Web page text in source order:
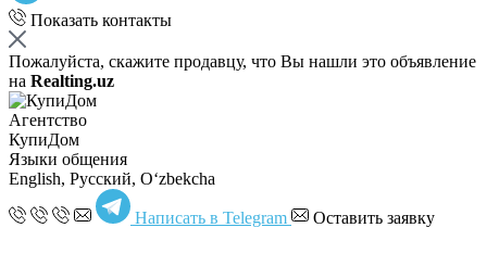
Показать контакты
Пожалуйста, скажите продавцу, что Вы нашли это объявление
на Realting.uz
Агентство
КупиДом
Языки общения
English, Русский, Oʻzbekcha
Написать в Telegram Оставить заявку